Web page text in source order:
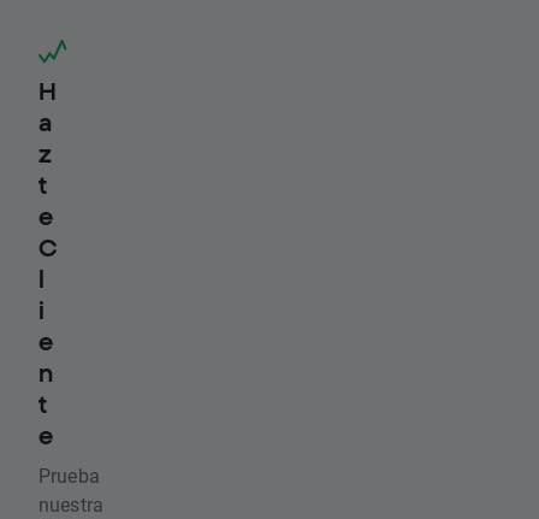
H
a
z
t
e
C
l
i
e
n
t
e
Prueba
nuestra